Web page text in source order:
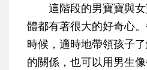
這階段的男寶寶與女
體都有著很大的好奇心
時候，適時地帶領孩子
的關係，也可以用男生